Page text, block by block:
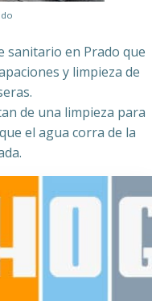
sanitario en Prado que
y limpieza de
de una limpieza para
el agua corra de la